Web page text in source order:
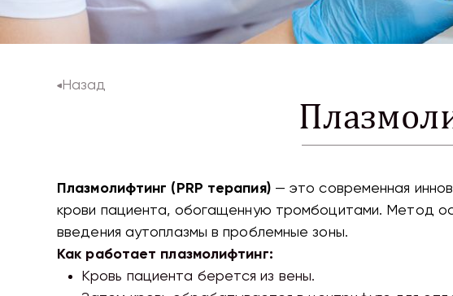
Назад
Плазмолифтинг (PRP терапия) — это современная
крови пациента, обогащенную тромбоцитами. Метод
введения аутоплазмы в проблемные зоны.
Как работает плазмолифтинг:
Кровь пациента берется из вены.